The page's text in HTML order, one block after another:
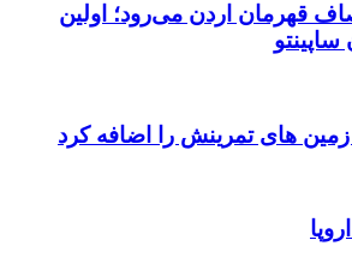
قهرمان اردن می‌رود؛ اولین
زمین های تمرینش را اضافه کرد